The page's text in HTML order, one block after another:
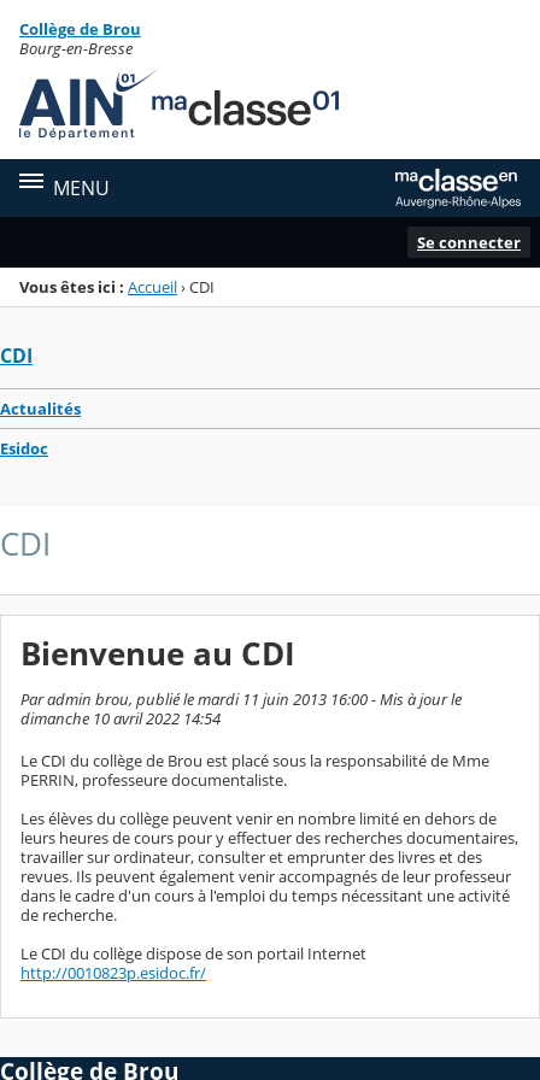
Menu de la rubrique
Contenu
Collège de Brou
Bourg-en-Bresse
MENU
Se connecter
Vous êtes ici : Accueil›CDI
CDI
Actualités
Esidoc
CDI
Bienvenue au CDI
Par admin brou, publié le mardi 11 juin 2013 16:00 - Mis à jour le
dimanche 10 avril 2022 14:54
Le CDI du collège de Brou est placé sous la responsabilité de Mme
PERRIN, professeure documentaliste.
Les élèves du collège peuvent venir en nombre limité en dehors de
leurs heures de cours pour y effectuer des recherches documentaires,
travailler sur ordinateur, consulter et emprunter des livres et des
revues. Ils peuvent également venir accompagnés de leur professeur
dans le cadre d'un cours à l'emploi du temps nécessitant une activité
de recherche.
Le CDI du collège dispose de son portail Internet
http://0010823p.esidoc.fr/
Collège de Brou